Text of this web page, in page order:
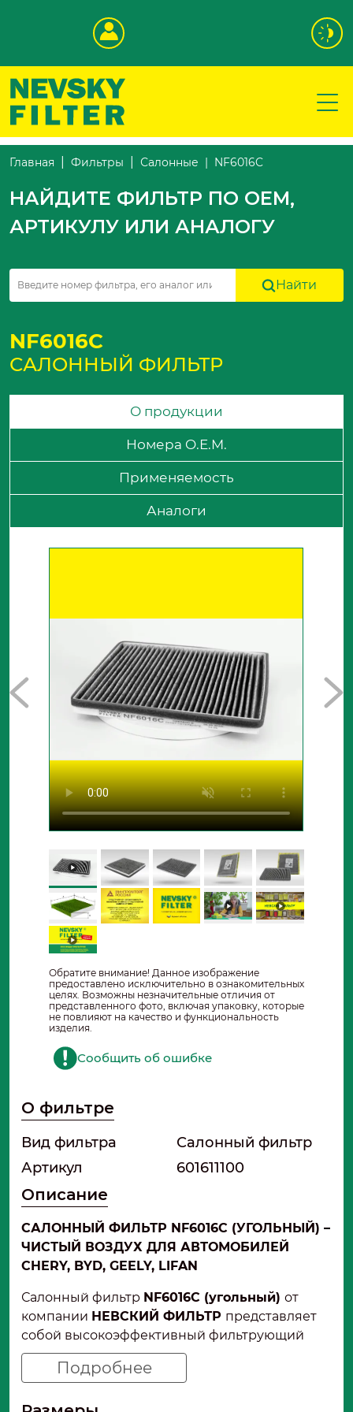
Главная Фильтры Салонные NF6016C
НАЙДИТЕ ФИЛЬТР ПО OEM,
АРТИКУЛУ ИЛИ АНАЛОГУ
Найти
NF6016C
САЛОННЫЙ ФИЛЬТР
О продукции
Номера O.E.M.
Применяемость
Аналоги
Обратите внимание! Данное изображение
предоставлено исключительно в ознакомительных
целях. Возможны незначительные отличия от
представленного фото, включая упаковку, которые
не повлияют на качество и функциональность
изделия.
Сообщить об ошибке
О фильтре
Вид фильтра
Салонный фильтр
Артикул
601611100
Описание
САЛОННЫЙ ФИЛЬТР NF6016C (УГОЛЬНЫЙ) –
ЧИСТЫЙ ВОЗДУХ ДЛЯ АВТОМОБИЛЕЙ
CHERY, BYD, GEELY, LIFAN
Салонный фильтр NF6016C (угольный) от
компании НЕВСКИЙ ФИЛЬТР представляет
собой высокоэффективный фильтрующий
элемент с активированным углем,
предназначенный для очистки воздуха,
Подробнее